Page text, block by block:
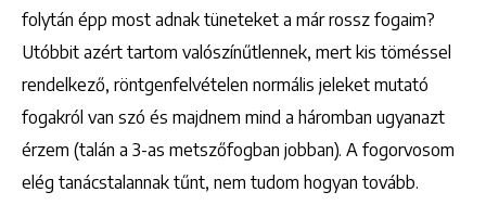
folytán épp most adnak tüneteket a már rossz fogaim?
Utóbbit azért tartom valószínűtlennek, mert kis töméssel
rendelkező, röntgenfelvételen normális jeleket mutató
fogakról van szó és majdnem mind a háromban ugyanazt
érzem (talán a 3-as metszőfogban jobban). A fogorvosom
elég tanácstalannak tűnt, nem tudom hogyan tovább.